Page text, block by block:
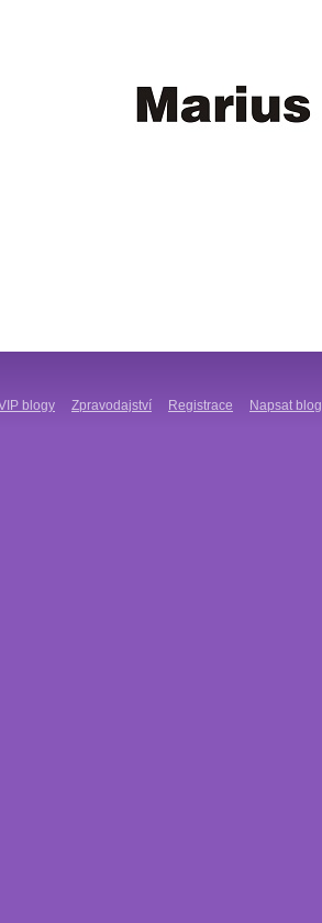
blogy Zpravodajství Registrace Napsat blog